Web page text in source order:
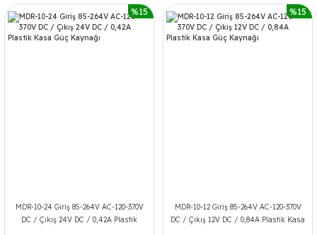
%15
MDR-10-24 Giriş 85-264V AC-120-370V
DC / Çıkış 24V DC / 0,42A Plastik
%15
MDR-10-12 Giriş 85-264V AC-120-370V
DC / Çıkış 12V DC / 0,84A Plastik Kasa